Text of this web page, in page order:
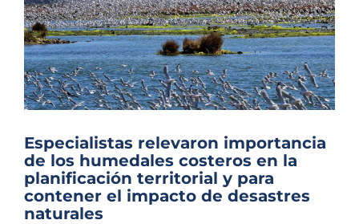
Programación
Podcast
Noticias
Columnas
Música Clásica
Especialistas relevaron importancia
de los humedales costeros en la
planificación territorial y para
contener el impacto de desastres
naturales